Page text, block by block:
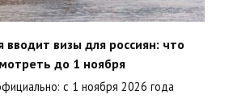
вводит визы для россиян: что
до 1 ноября
с 1 ноября 2026 года